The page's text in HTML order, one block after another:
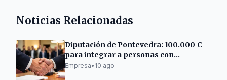
Noticias Relacionadas
Diputación de Pontevedra: 100.000 €
para integrar a personas con
discapacidad
Empresa• 10 ago